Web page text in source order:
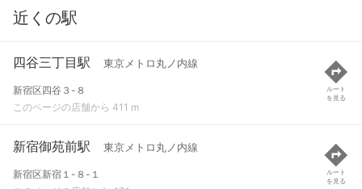
近くの駅
四谷三丁目駅 東京メトロ丸ノ内線
新宿区四谷３-８
このページの店舗から 411 m
ルート
を見る
新宿御苑前駅 東京メトロ丸ノ内線
新宿区新宿１-８-１
ルート
を見る